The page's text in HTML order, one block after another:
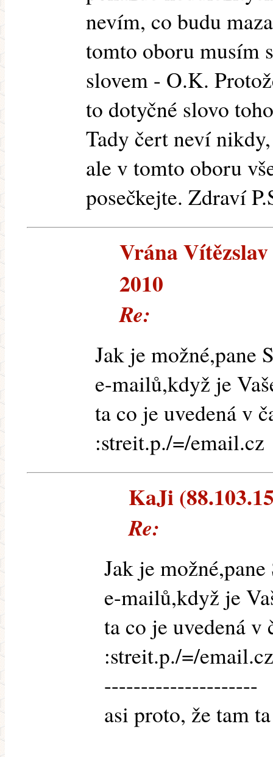
nevím, co budu
tomto oboru musím
slovem - O.K.
to dotyčné slovo
Tady čert neví
ale v tomto oboru
posečkejte. Zdraví
Vrána Vítězslav
2010
Re:
Jak je možné,pane
e-mailů,když je
ta co je uvedená v
:streit.p./=/email.cz
KaJi
Re:
Jak je
e-mailů,když je
ta co je uvedená v
:streit.p./=/email.cz
---------------------
asi proto, že tam